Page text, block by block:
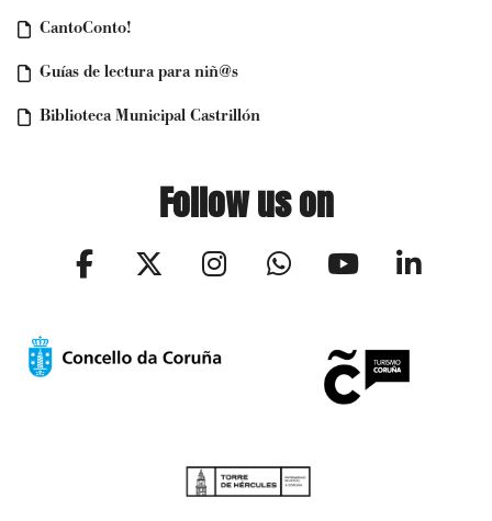
CantoConto!
Guías de lectura para niñ@s
Biblioteca Municipal Castrillón
Follow us on